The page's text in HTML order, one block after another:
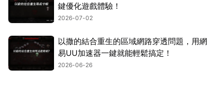
鍵優化遊戲體驗！
2026-07-02
以撒的結合重生的區域網路穿透問題，用網
易UU加速器一鍵就能輕鬆搞定！
2026-06-26